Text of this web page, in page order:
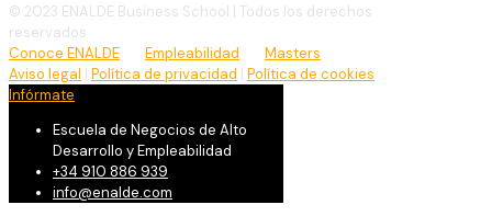
© 2023 ENALDE Business School | Todos los derechos
reservados
Conoce ENALDE
Empleabilidad
Masters
Aviso legal | Política de privacidad | Política de cookies
Infórmate
Escuela de Negocios de Alto
Desarrollo y Empleabilidad
+34 910 886 939
info@enalde.com